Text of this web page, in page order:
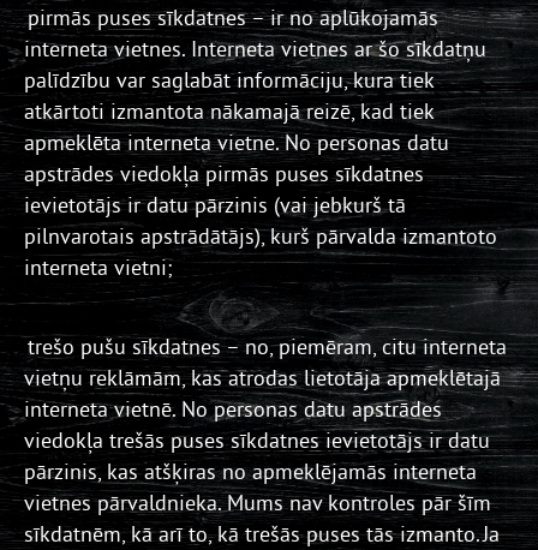
pirmās puses sīkdatnes – ir no aplūkojamās
interneta vietnes. Interneta vietnes ar šo sīkdatņu
palīdzību var saglabāt informāciju, kura tiek
atkārtoti izmantota nākamajā reizē, kad tiek
apmeklēta interneta vietne. No personas datu
apstrādes viedokļa pirmās puses sīkdatnes
ievietotājs ir datu pārzinis (vai jebkurš tā
pilnvarotais apstrādātājs), kurš pārvalda izmantoto
interneta vietni;
trešo pušu sīkdatnes – no, piemēram, citu interneta
vietņu reklāmām, kas atrodas lietotāja apmeklētajā
interneta vietnē. No personas datu apstrādes
viedokļa trešās puses sīkdatnes ievietotājs ir datu
pārzinis, kas atšķiras no apmeklējamās interneta
vietnes pārvaldnieka. Mums nav kontroles pār šīm
sīkdatnēm, kā arī to, kā trešās puses tās izmanto. Ja